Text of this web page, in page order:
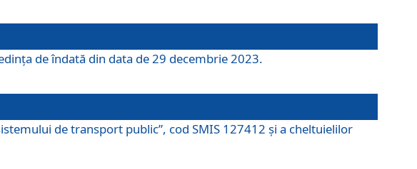
de îndată din data de 29 decembrie 2023.
de transport public”, cod SMIS 127412 și a cheltuielilor